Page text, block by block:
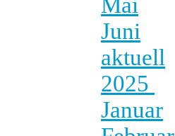
Juni
aktuell
2025
Januar